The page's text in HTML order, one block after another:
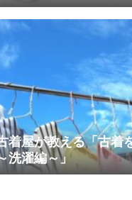
着屋が教える「古着
洗濯編～」